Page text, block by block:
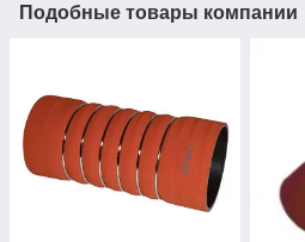
Подобные товары компании